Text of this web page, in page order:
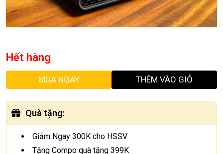
Hết hàng
MUA NGAY THÊM VÀO GIỎ
Quà tặng:
Giảm Ngay 300K cho HSSV
Tặng Compo quà tặng 399K